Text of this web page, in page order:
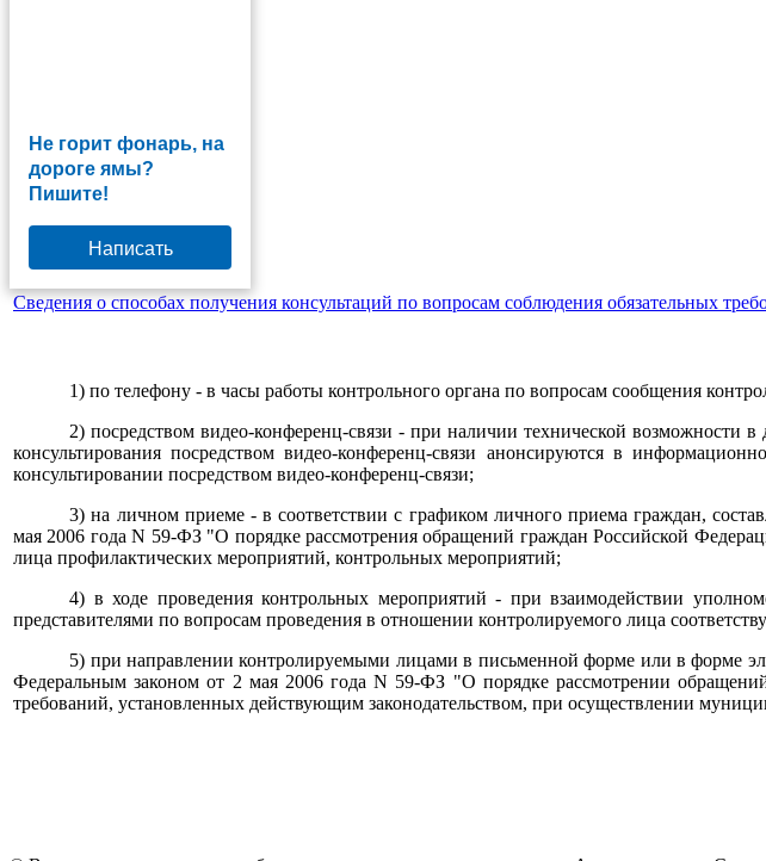
Не горит фонарь, на
дороге ямы?
Пишите!
Написать
Сведения о способах получения консультаций по вопросам соблюдения обязательных
1) по телефону - в часы работы контрольного органа по вопросам сообщения
2) посредством видео-конференц-связи - при наличии технической возможности
консультирования посредством видео-конференц-связи анонсируются в
консультировании посредством видео-конференц-связи;
3) на личном приеме - в соответствии с графиком личного приема граждан,
мая 2006 года N 59-ФЗ "О порядке рассмотрения обращений граждан Российской
лица профилактических мероприятий, контрольных мероприятий;
4) в ходе проведения контрольных мероприятий - при взаимодействии
представителями по вопросам проведения в отношении контролируемого лица
5) при направлении контролируемыми лицами в письменной форме или в форме
Федеральным законом от 2 мая 2006 года N 59-ФЗ "О порядке рассмотрении
требований, установленных действующим законодательством, при осуществлении